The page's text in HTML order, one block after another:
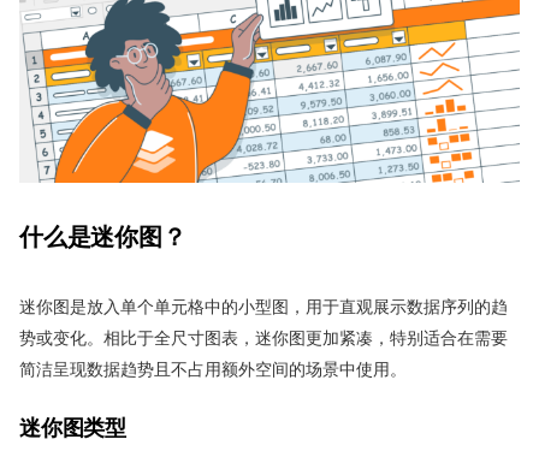
什么是迷你图？
迷你图是放入单个单元格中的小型图，用于直观展示数据序列的趋
势或变化。相比于全尺寸图表，迷你图更加紧凑，特别适合在需要
简洁呈现数据趋势且不占用额外空间的场景中使用。
迷你图类型